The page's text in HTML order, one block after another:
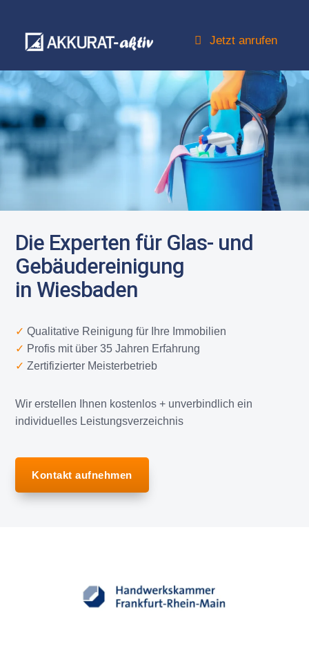
Jetzt anrufen
Die Experten für Glas- und
Gebäude­­reinigung
in Wiesbaden
✓Qualitative Reinigung für Ihre Immobilien
✓ Profis mit über 35 Jahren Erfahrung
✓ Zertifizierter Meisterbetrieb
Wir erstellen Ihnen kostenlos + unverbindlich ein
individuelles Leistungsverzeichnis
Kon­takt auf­neh­men